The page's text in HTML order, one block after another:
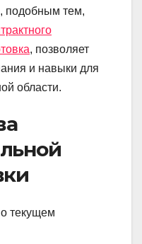
подобным тем,
, позволяет
и навыки для
области.
текущем